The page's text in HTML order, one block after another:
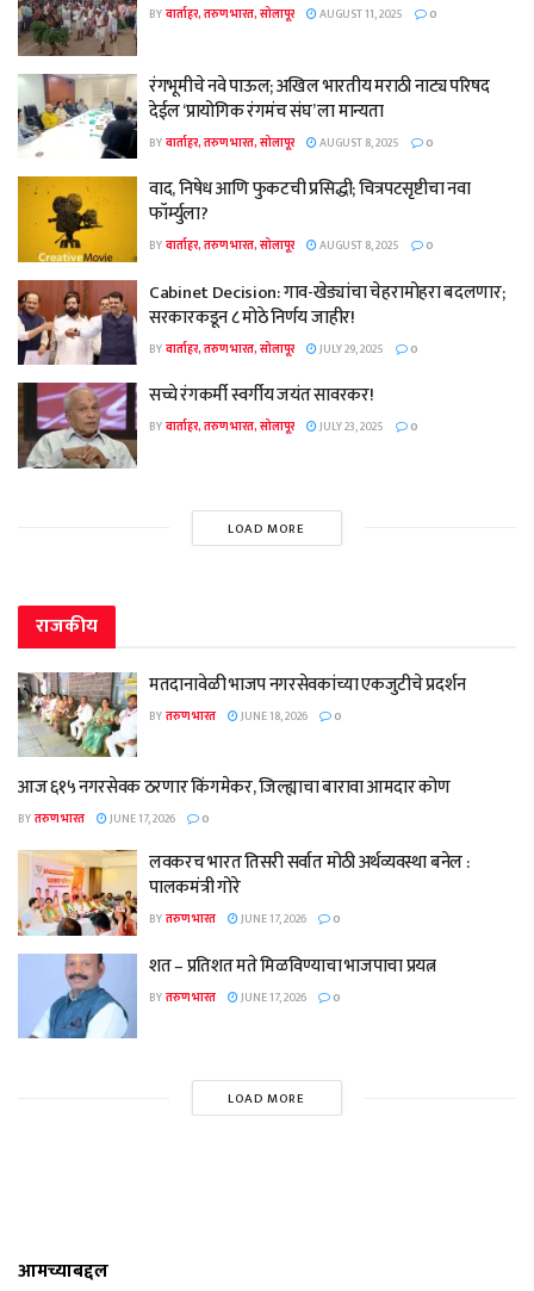
BYवार्ताहर, तरुण भारत, सोलापूर AUGUST 11, 2025 0
रंगभूमीचे नवे पाऊल; अखिल भारतीय मराठी नाट्य परिषद
देईल ‘प्रायोगिक रंगमंच संघ’ ला मान्यता
BYवार्ताहर, तरुण भारत, सोलापूर AUGUST 8, 2025 0
वाद, निषेध आणि फुकटची प्रसिद्धी; चित्रपटसृष्टीचा नवा
फॉर्म्युला?
BYवार्ताहर, तरुण भारत, सोलापूर AUGUST 8, 2025 0
Cabinet Decision: गाव-खेड्यांचा चेहरामोहरा बदलणार;
सरकारकडून ८ मोठे निर्णय जाहीर!
BYवार्ताहर, तरुण भारत, सोलापूर JULY 29, 2025 0
सच्चे रंगकर्मी स्वर्गीय जयंत सावरकर!
BYवार्ताहर, तरुण भारत, सोलापूर JULY 23, 2025 0
LOAD MORE
राजकीय
मतदानावेळी भाजप नगरसेवकांच्या एकजुटीचे प्रदर्शन
BYतरुण भारत JUNE 18, 2026 0
आज ६१५ नगरसेवक ठरणार किंगमेकर, जिल्ह्याचा बारावा आमदार कोण
BYतरुण भारत JUNE 17, 2026 0
लवकरच भारत तिसरी सर्वात मोठी अर्थव्यवस्था बनेल :
पालकमंत्री गोरे
BYतरुण भारत JUNE 17, 2026 0
शत – प्रतिशत मते मिळविण्याचा भाजपाचा प्रयत्न
BYतरुण भारत JUNE 17, 2026 0
LOAD MORE
आमच्याबद्दल